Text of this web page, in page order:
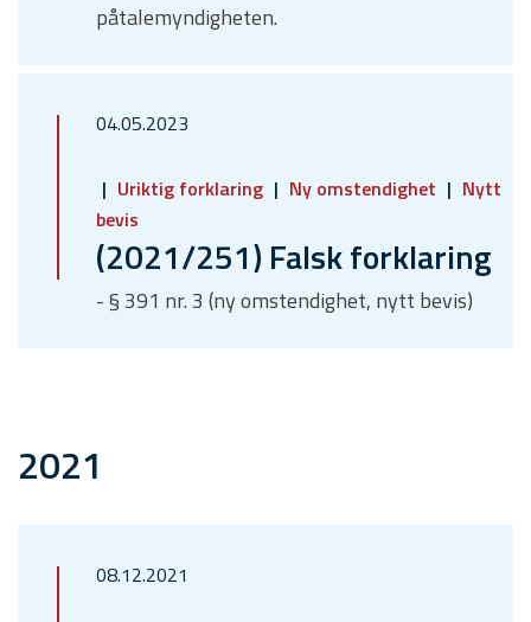
påtalemyndigheten.
04.05.2023
Uriktig forklaring Ny omstendighet
Nytt
bevis
(2021/251) Falsk forklaring
- § 391 nr. 3 (ny omstendighet, nytt bevis)
2021
08.12.2021